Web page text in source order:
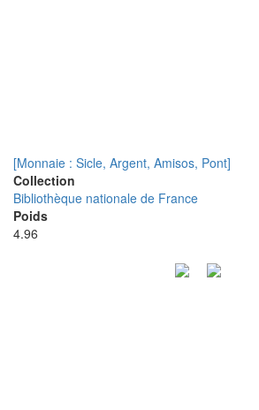
[Monnaie : Sicle, Argent, Amisos, Pont]
Collection
Bibliothèque nationale de France
Poids
4.96